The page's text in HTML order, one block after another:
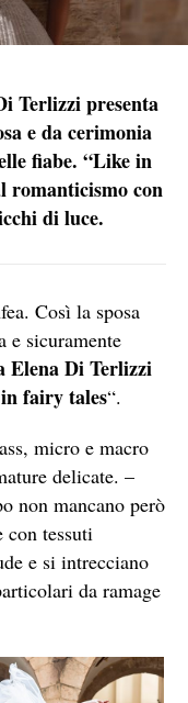
Terlizzi presenta
e da cerimonia
fiabe. “Like in
romanticismo con
di luce.
Così la sposa
e sicuramente
Elena Di Terlizzi
fairy tales“.
micro e macro
delicate. –
non mancano però
con tessuti
e si intrecciano
da ramage